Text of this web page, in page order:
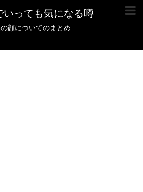
っても気になる噂
顔についてのまとめ